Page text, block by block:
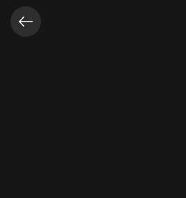
Video opened